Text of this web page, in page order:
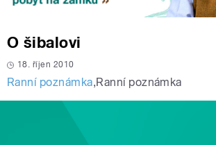
O šibalovi
18. říjen 2010
Ranní poznámka,Ranní poznámka